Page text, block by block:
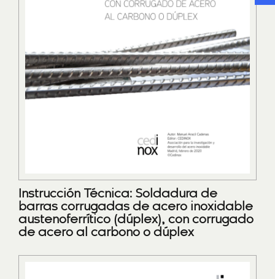
Instrucción Técnica: Soldadura de
barras corrugadas de acero inoxidable
austenoferrítico (dúplex), con corrugado
de acero al carbono o dúplex